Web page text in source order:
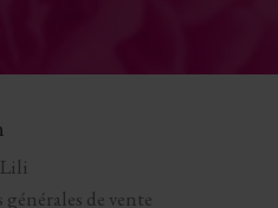
de vente